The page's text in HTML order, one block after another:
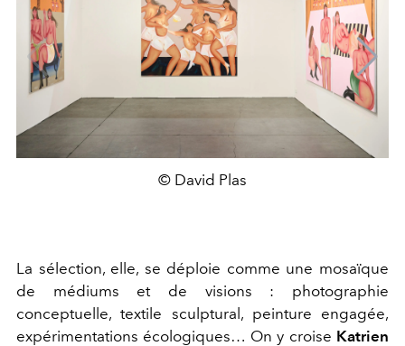
© David Plas
La sélection, elle, se déploie comme une mosaïque
de médiums et de visions : photographie
conceptuelle, textile sculptural, peinture engagée,
expérimentations écologiques… On y croise Katrien